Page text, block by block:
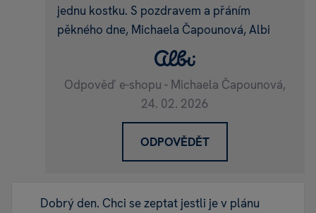
jednu kostku. S pozdravem a přáním
pěkného dne, Michaela Čapounová, Albi
Odpověď e-shopu - Michaela Čapounová,
24. 02. 2026
ODPOVĚDĚT
Dobrý den. Chci se zeptat jestli je v plánu